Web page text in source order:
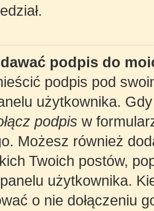
podpis do
podpis pod
użytkownika.
podpis w
Możesz również
Twoich postów,
użytkownika.
o nie dołączeniu